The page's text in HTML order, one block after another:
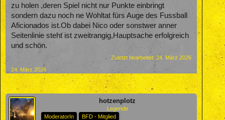
zu holen ,deren Spiel nicht nur Punkte einbringt
sondern dazu noch ne Wohltat fürs Auge des Fussball
Aficionados ist.Ob dabei Nico oder sonstwer anner
Seitenlinie steht ist zweitrangig,Hauptsache erfolgreich
und schön.
Zuletzt bearbeitet:24. März 2026
24. März 2026
hotzenplotz
Legende
ModeratorIn
BFD - Mitglied